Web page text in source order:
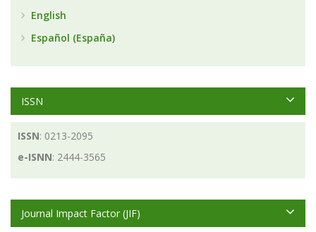
English
Español (España)
ISSN
ISSN: 0213-2095
e-ISNN: 2444-3565
Journal Impact Factor (JIF)